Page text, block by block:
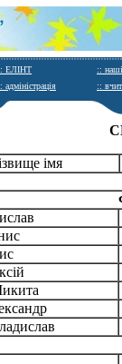
ЕЛІНТ
::
адміністрація ::
імя